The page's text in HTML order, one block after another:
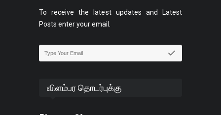
To receive the latest updates and Latest
Posts enter your email.
விளம்பர தொடர்புக்கு